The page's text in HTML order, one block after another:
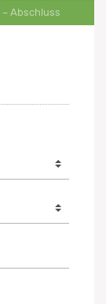
Abschluss